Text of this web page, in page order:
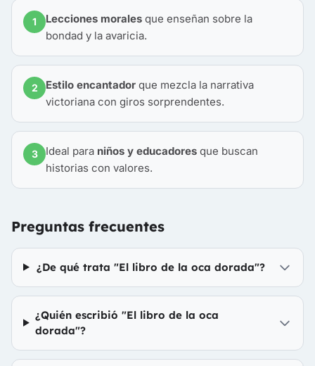
1 Lecciones morales que enseñan sobre la
bondad y la avaricia.
2 Estilo encantador que mezcla la narrativa
victoriana con giros sorprendentes.
3 Ideal para niños y educadores que buscan
historias con valores.
Preguntas frecuentes
¿De qué trata "El libro de la oca dorada"?
¿Quién escribió "El libro de la oca
dorada"?